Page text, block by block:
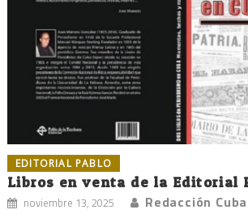
EDITORIAL PABLO
Libros en venta de la Editorial
noviembre 13, 2025 Redacción